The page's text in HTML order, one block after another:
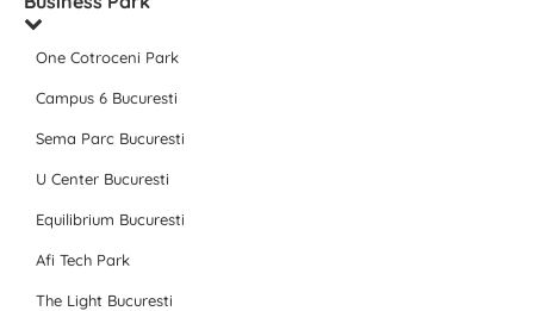
One Cotroceni Park
Campus 6 Bucuresti
Sema Parc Bucuresti
U Center Bucuresti
Equilibrium Bucuresti
Afi Tech Park
The Light Bucuresti